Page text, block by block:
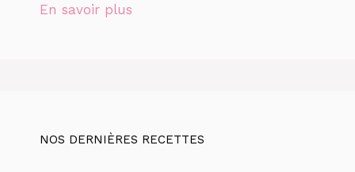
En savoir plus
NOS DERNIÈRES RECETTES